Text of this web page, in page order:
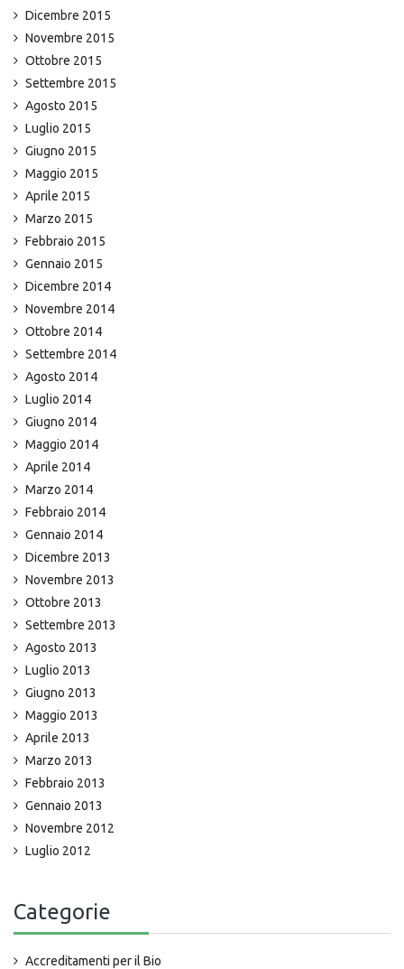
Dicembre 2015
Novembre 2015
Ottobre 2015
Settembre 2015
Agosto 2015
Luglio 2015
Giugno 2015
Maggio 2015
Aprile 2015
Marzo 2015
Febbraio 2015
Gennaio 2015
Dicembre 2014
Novembre 2014
Ottobre 2014
Settembre 2014
Agosto 2014
Luglio 2014
Giugno 2014
Maggio 2014
Aprile 2014
Marzo 2014
Febbraio 2014
Gennaio 2014
Dicembre 2013
Novembre 2013
Ottobre 2013
Settembre 2013
Agosto 2013
Luglio 2013
Giugno 2013
Maggio 2013
Aprile 2013
Marzo 2013
Febbraio 2013
Gennaio 2013
Novembre 2012
Luglio 2012
Categorie
Accreditamenti per il Bio